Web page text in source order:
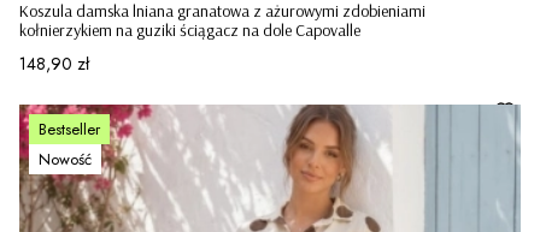
Koszula damska lniana granatowa z ażurowymi zdobieniami
kołnierzykiem na guziki ściągacz na dole Capovalle
Cena
148,90 zł
Bestseller
Nowość